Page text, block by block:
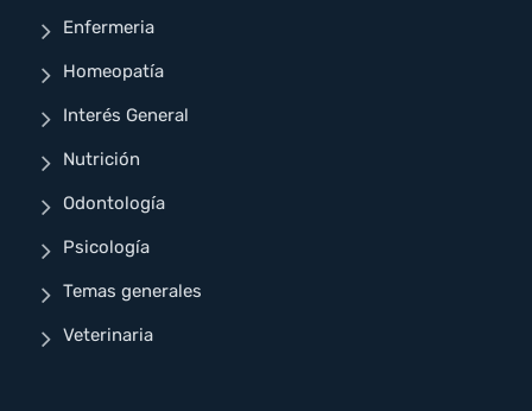
Enfermeria
Homeopatía
Interés General
Nutrición
Odontología
Psicología
Temas generales
Veterinaria